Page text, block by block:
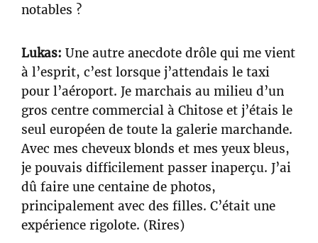
notables ?
Lukas: Une autre anecdote drôle qui me vient
à l’esprit, c’est lorsque j’attendais le taxi
pour l’aéroport. Je marchais au milieu d’un
gros centre commercial à Chitose et j’étais le
seul européen de toute la galerie marchande.
Avec mes cheveux blonds et mes yeux bleus,
je pouvais difficilement passer inaperçu. J’ai
dû faire une centaine de photos,
principalement avec des filles. C’était une
expérience rigolote. (Rires)